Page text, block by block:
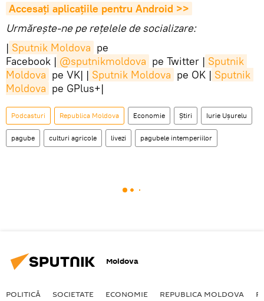
Accesaţi aplicaţiile pentru Android >>
Urmărește-ne pe rețelele de socializare:
| Sputnik Moldova pe
Facebook | @sputnikmoldova pe Twitter | Sputnik
Moldova pe VK| | Sputnik Moldova pe OK | Sputnik
Moldova pe GPlus+|
Podcasturi Republica Moldova Economie Știri Iurie Ușurelu
pagube culturi agricole livezi pagubele intemperiilor
Moldova
POLITICĂ SOCIETATE ECONOMIE REPUBLICA MOLDOVA